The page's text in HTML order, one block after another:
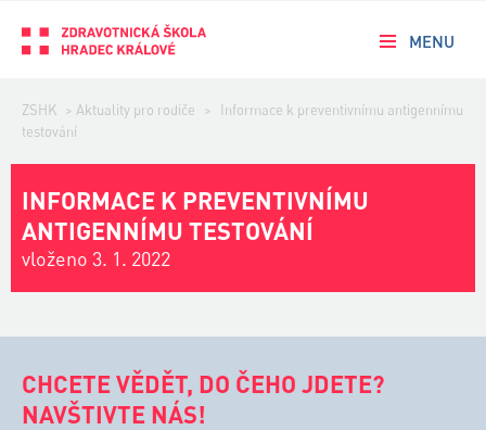
MENU
ZSHK > Aktuality pro rodiče >
Informace k preventivnímu antigennímu
testování
INFORMACE K PREVENTIVNÍMU
ANTIGENNÍMU TESTOVÁNÍ
vloženo 3. 1. 2022
CHCETE VĚDĚT, DO ČEHO JDETE?
NAVŠTIVTE NÁS!